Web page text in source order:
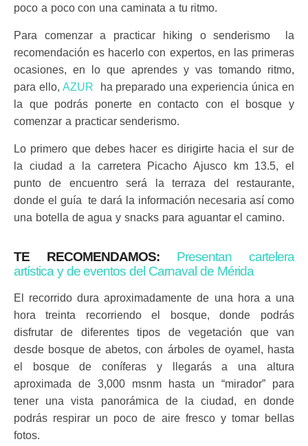
poco a poco con una caminata a tu ritmo.
Para comenzar a practicar hiking o senderismo la
recomendación es hacerlo con expertos, en las primeras
ocasiones, en lo que aprendes y vas tomando ritmo,
para ello, AZUR ha preparado una experiencia única en
la que podrás ponerte en contacto con el bosque y
comenzar a practicar senderismo.
Lo primero que debes hacer es dirigirte hacia el sur de
la ciudad a la carretera Picacho Ajusco km 13.5, el
punto de encuentro será la terraza del restaurante,
donde el guía te dará la información necesaria así como
una botella de agua y snacks para aguantar el camino.
TE RECOMENDAMOS: Presentan cartelera
artística y de eventos del Carnaval de Mérida
El recorrido dura aproximadamente de una hora a una
hora treinta recorriendo el bosque, donde podrás
disfrutar de diferentes tipos de vegetación que van
desde bosque de abetos, con árboles de oyamel, hasta
el bosque de coníferas y llegarás a una altura
aproximada de 3,000 msnm hasta un “mirador” para
tener una vista panorámica de la ciudad, en donde
podrás respirar un poco de aire fresco y tomar bellas
fotos.